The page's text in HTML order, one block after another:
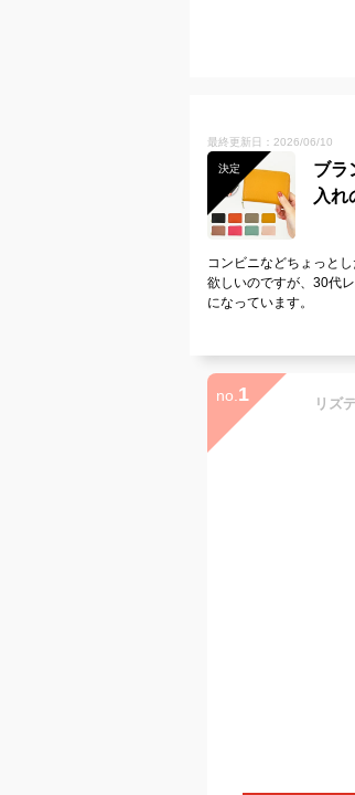
最終更新日：2026/06/10
決定
ブラ
入れ
コンビニなどちょっと
欲しいのですが、30代
になっています。
no. 1